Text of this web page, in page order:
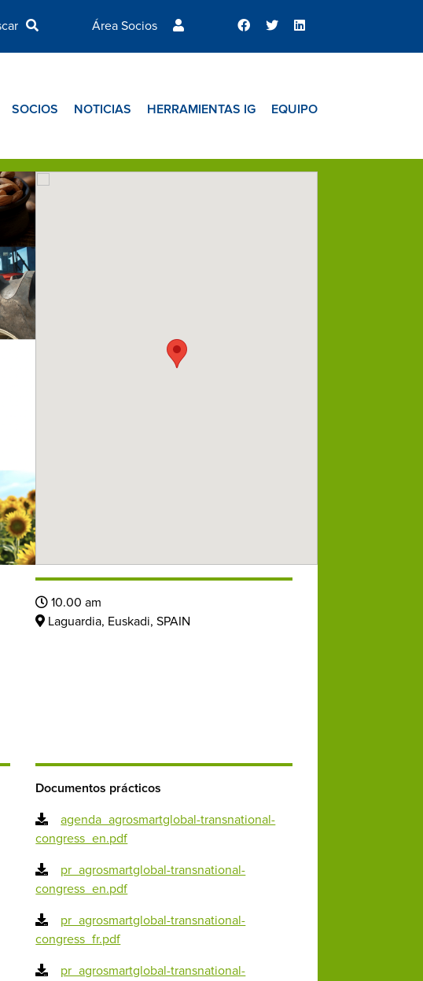
Área Socios
SOCIOS NOTICIAS HERRAMIENTAS IG EQUIPO
10.00 am
Laguardia, Euskadi, SPAIN
Documentos prácticos
agenda_agrosmartglobal-transnational-
congress_en.pdf
pr_agrosmartglobal-transnational-
congress_en.pdf
pr_agrosmartglobal-transnational-
congress_fr.pdf
pr_agrosmartglobal-transnational-